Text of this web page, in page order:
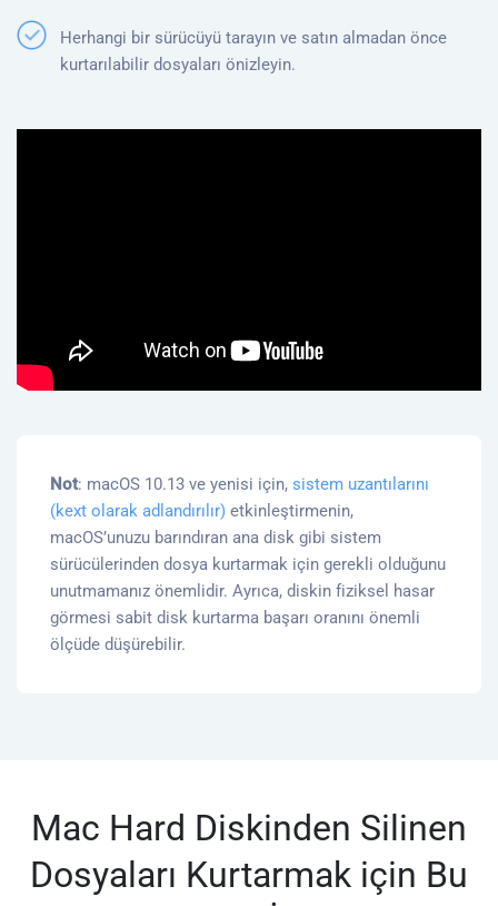
Herhangi bir sürücüyü tarayın ve satın almadan önce
kurtarılabilir dosyaları önizleyin.
Not: macOS 10.13 ve yenisi için, sistem uzantılarını
(kext olarak adlandırılır) etkinleştirmenin,
macOS’unuzu barındıran ana disk gibi sistem
sürücülerinden dosya kurtarmak için gerekli olduğunu
unutmamanız önemlidir. Ayrıca, diskin fiziksel hasar
görmesi sabit disk kurtarma başarı oranını önemli
ölçüde düşürebilir.
Mac Hard Diskinden Silinen
Dosyaları Kurtarmak için Bu